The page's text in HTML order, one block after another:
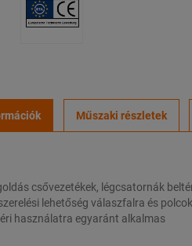
Műszaki részletek
csővezetékek, légcsatornák
lehetőség válaszfalra és
használatra egyaránt alkalmas